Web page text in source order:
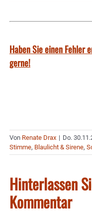
Haben Sie einen Fehler
gerne!
Von Renate Drax | Do.
Stimme, Blaulicht & Sirene,
Hinterlassen
Kommentar